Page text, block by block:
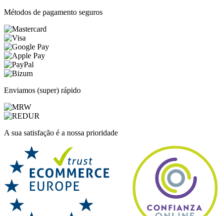
Métodos de pagamento seguros
Enviamos (super) rápido
A sua satisfação é a nossa prioridade